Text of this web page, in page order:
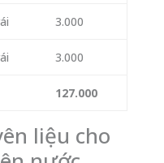
3.000
3.000
127.000
liệu cho